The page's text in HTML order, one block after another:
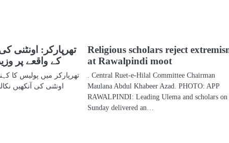
تھرپارکر: اونٹنی
کے واقعے پر
تھرپارکر میں پولیس کا
اونٹنی کی آنکھیں
Religious scholars reject
at Rawalpindi moot
. Central Ruet-e-Hilal Committee Chairman
Maulana Abdul Khabeer Azad. PHOTO: APP
RAWALPINDI: Leading Ulema and scholars on
Sunday delivered an…